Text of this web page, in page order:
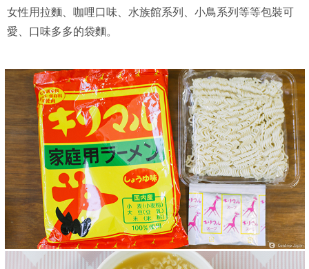
女性用拉麵、咖哩口味、水族館系列、小鳥系列等等包裝可
愛、口味多多的袋麵。